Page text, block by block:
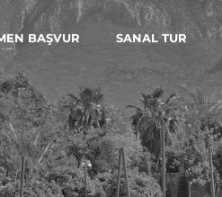
BAŞVUR SANAL TUR